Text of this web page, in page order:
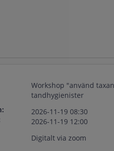
Workshop "använd
tandhygienister
2026-11-19 08:30
2026-11-19 12:00
Digitalt via zoom